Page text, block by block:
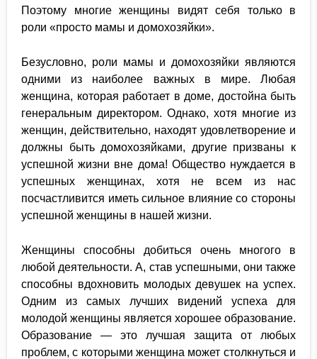
Поэтому многие женщины видят себя только в
роли «просто мамы и домохозяйки».
Безусловно, роли мамы и домохозяйки являются
одними из наиболее важных в мире. Любая
женщина, которая работает в доме, достойна быть
генеральным директором. Однако, хотя многие из
женщин, действительно, находят удовлетворение и
должны быть домохозяйками, другие призваны к
успешной жизни вне дома! Общество нуждается в
успешных женщинах, хотя не всем из нас
посчастливится иметь сильное влияние со стороны
успешной женщины в нашей жизни.
Женщины способны добиться очень многого в
любой деятельности. А, став успешными, они также
способны вдохновить молодых девушек на успех.
Одним из самых лучших видений успеха для
молодой женщины является хорошее образование.
Образование — это лучшая защита от любых
проблем, с которыми женщина может столкнуться и